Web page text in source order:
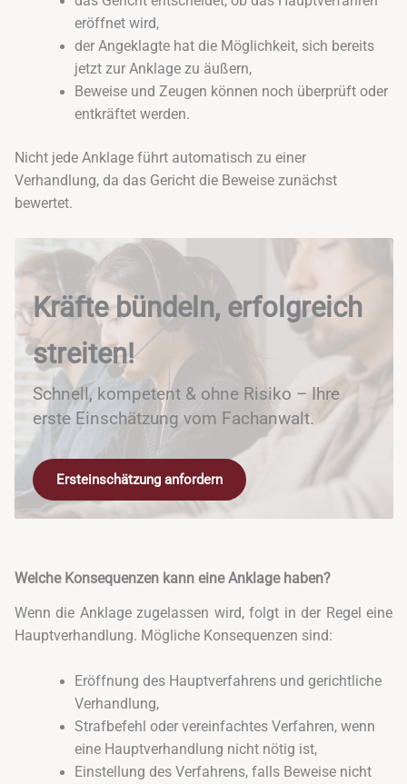
eröffnet wird,
der Angeklagte hat die Möglichkeit, sich bereits
jetzt zur Anklage zu äußern,
Beweise und Zeugen können noch überprüft oder
entkräftet werden.
Nicht jede Anklage führt automatisch zu einer
Verhandlung, da das Gericht die Beweise zunächst
bewertet.
Kräfte bündeln, erfolgreich
streiten!
Schnell, kompetent & ohne Risiko – Ihre
erste Einschätzung vom Fachanwalt.
Ersteinschätzung anfordern
Welche Konsequenzen kann eine Anklage haben?
Wenn die Anklage zugelassen wird, folgt in der Regel eine
Hauptverhandlung. Mögliche Konsequenzen sind:
Eröffnung des Hauptverfahrens und gerichtliche
Verhandlung,
Strafbefehl oder vereinfachtes Verfahren, wenn
eine Hauptverhandlung nicht nötig ist,
Einstellung des Verfahrens, falls Beweise nicht